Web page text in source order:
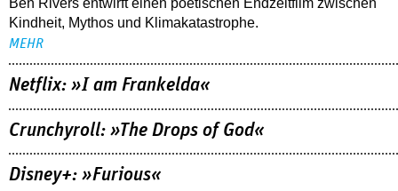
Disney+: »Furious«
FOLLOW US
youtube